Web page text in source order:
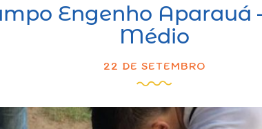
Engenho Aparauá
Médio
22 DE SETEMBRO